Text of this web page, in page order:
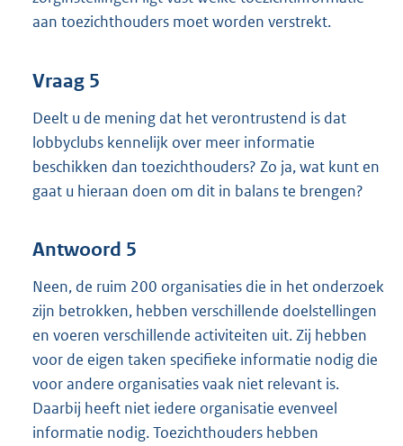
aan toezichthouders moet worden verstrekt.
Vraag 5
Deelt u de mening dat het verontrustend is dat
lobbyclubs kennelijk over meer informatie
beschikken dan toezichthouders? Zo ja, wat kunt en
gaat u hieraan doen om dit in balans te brengen?
Antwoord 5
Neen, de ruim 200 organisaties die in het onderzoek
zijn betrokken, hebben verschillende doelstellingen
en voeren verschillende activiteiten uit. Zij hebben
voor de eigen taken specifieke informatie nodig die
voor andere organisaties vaak niet relevant is.
Daarbij heeft niet iedere organisatie evenveel
informatie nodig. Toezichthouders hebben